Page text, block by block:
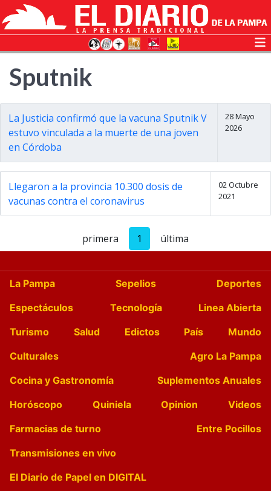
Sputnik
La Justicia confirmó que la vacuna Sputnik V
estuvo vinculada a la muerte de una joven
en Córdoba
28 Mayo
2026
Llegaron a la provincia 10.300 dosis de
vacunas contra el coronavirus
02 Octubre
2021
primera 1 última
La Pampa Sepelios
Deportes
Espectáculos
Tecnología
Linea Abierta
Turismo
Salud Edictos País
Mundo
Culturales
Agro La Pampa
Cocina y Gastronomía
Suplementos Anuales
Horóscopo
Quiniela Opinion
Videos
Farmacias de turno
Entre Pocillos
Transmisiones en vivo
El Diario de Papel en DIGITAL